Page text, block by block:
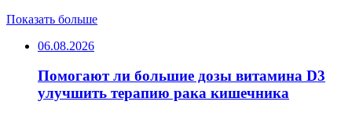
Показать больше
06.08.2026
Помогают ли большие дозы витамина D3
улучшить терапию рака кишечника